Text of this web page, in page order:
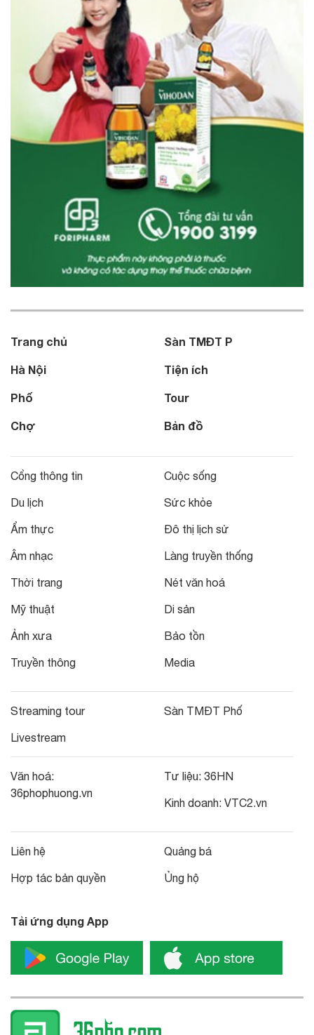
Trang chủ
Hà Nội
Phố
Chợ
Sàn TMĐT P
Tiện ích
Tour
Bản đồ
Cổng thông tin
Du lịch
Ẩm thực
Âm nhạc
Thời trang
Mỹ thuật
Ảnh xưa
Truyền thông
Cuộc sống
Sức khỏe
Đô thị lịch sử
Làng truyền thống
Nét văn hoá
Di sản
Bảo tồn
Media
Streaming tour
Livestream
Sàn TMĐT Phố
Văn hoá:
36phophuong.vn
Tư liệu: 36HN
Kinh doanh: VTC2.vn
Liên hệ
Hợp tác bản quyền
Quảng bá
Ủng hộ
Tải ứng dụng App